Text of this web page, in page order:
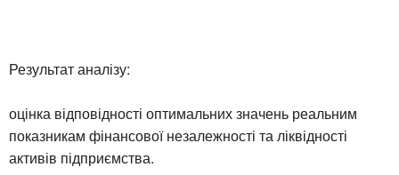
Результат аналізу:
оцінка відповідності оптимальних значень реальним
показникам фінансової незалежності та ліквідності
активів підприємства.